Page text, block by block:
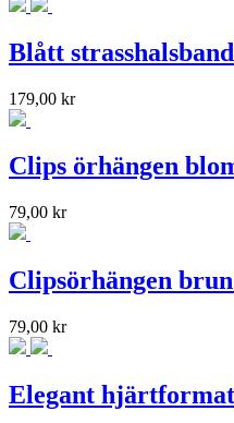
Blått
179,00 kr
Clips örhängen
79,00 kr
Clipsörhängen
79,00 kr
Elegant